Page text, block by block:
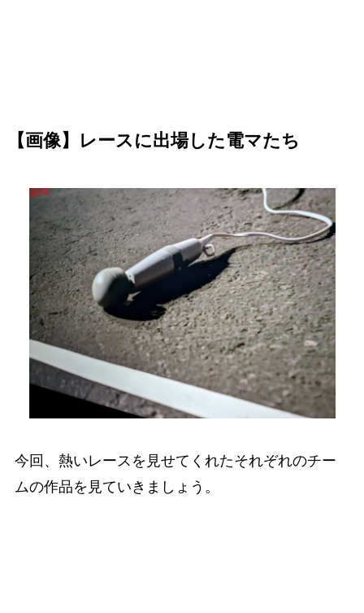
【画像】レースに出場した電マたち
今回、熱いレースを見せてくれたそれぞれのチー
ムの作品を見ていきましょう。